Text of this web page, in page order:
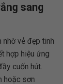
sang
vẻ đẹp tinh
hợp hiệu ứng
cuốn hút.
hoặc sơn